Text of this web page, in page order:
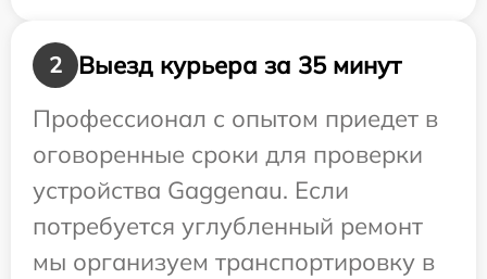
2
Выезд курьера за 35 минут
Профессионал с опытом приедет в
оговоренные сроки для проверки
устройства Gaggenau. Если
потребуется углубленный ремонт
мы организуем транспортировку в